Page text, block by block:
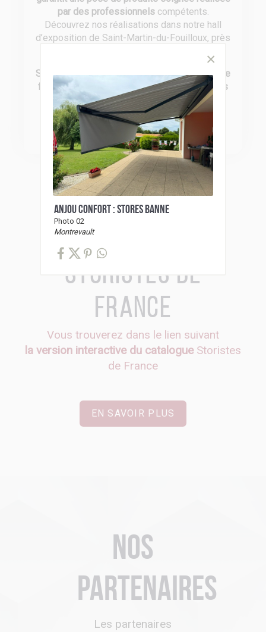
par des professionnelscompétents.
Découvrez nos réalisations dans notre hall
d’exposition de Saint-Martin-du-Fouilloux, près
Soucieux de vous offrir le meilleur en terme de
fiabilité , nous travaillons avec despartenaires
reconnus pour leurs produits de qualité
Somfy, Bel’M, Fybolia, Gypass, Profils
Systèmes, Siaco France et CAME.
Catalogues
Storistes de
France
Vous trouverez dans le lien suivant
la version interactive du catalogueStoristes
de France
EN SAVOIR PLUS
Nos
partenaires
Les partenaires
ANJOU CONFORT : STORES BANNE
Photo 02
Montrevault